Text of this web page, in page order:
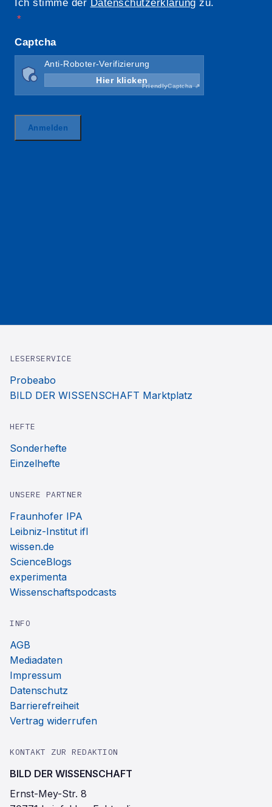
LESERSERVICE
Probeabo
BILD DER WISSENSCHAFT Marktplatz
HEFTE
Sonderhefte
Einzelhefte
UNSERE PARTNER
Fraunhofer IPA
Leibniz-Institut ifl
wissen.de
ScienceBlogs
experimenta
Wissenschaftspodcasts
INFO
AGB
Mediadaten
Impressum
Datenschutz
Barrierefreiheit
Vertrag widerrufen
KONTAKT ZUR REDAKTION
BILD DER WISSENSCHAFT
Ernst-Mey-Str. 8